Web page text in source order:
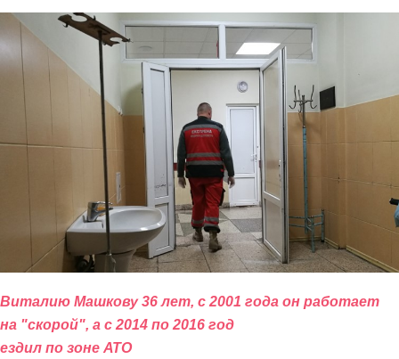
Виталию Машкову 36 лет, с 2001 года он работает
на "скорой", а с 2014 по 2016 год
ездил по зоне АТО